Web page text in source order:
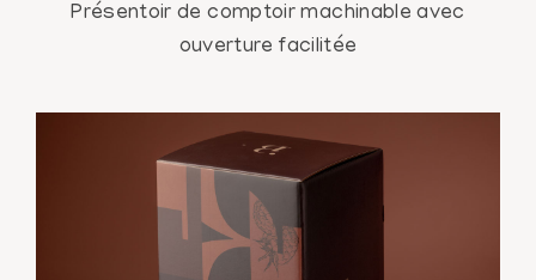
Présentoir de comptoir machinable avec
ouverture facilitée